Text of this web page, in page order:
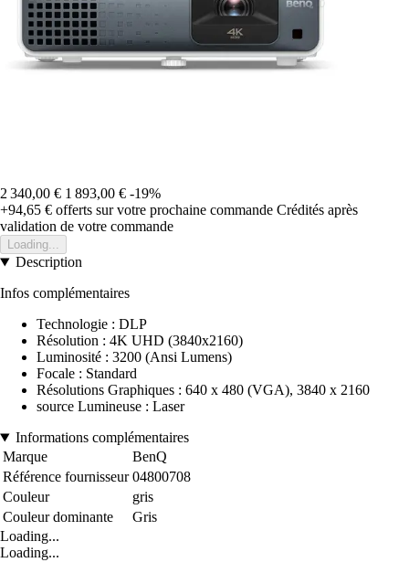
2 340,00 € 1 893,00 € -19%
+94,65 € offerts sur votre prochaine commande Crédités après
validation de votre commande
Loading...
Description
Infos complémentaires
Technologie : DLP
Résolution : 4K UHD (3840x2160)
Luminosité : 3200 (Ansi Lumens)
Focale : Standard
Résolutions Graphiques : 640 x 480 (VGA), 3840 x 2160
source Lumineuse : Laser
Informations complémentaires
Marque
BenQ
Référence fournisseur 04800708
Couleur
gris
Couleur dominante
Gris
Loading...
Loading...